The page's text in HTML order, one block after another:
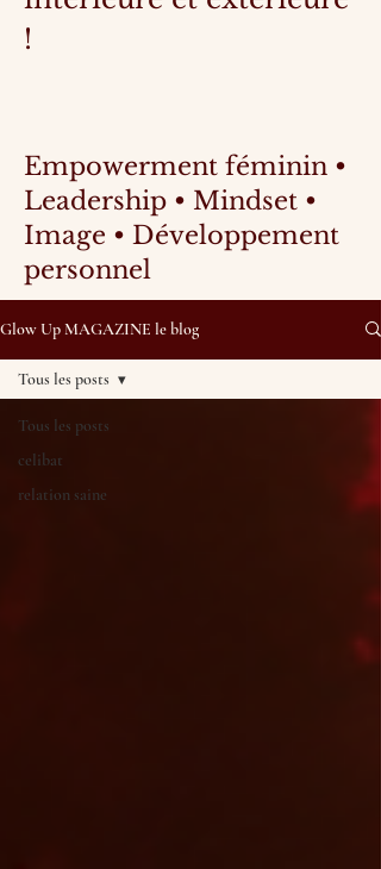
!
Empowerment féminin •
Leadership • Mindset •
Image • Développement
personnel
Glow Up MAGAZINE le blog
Tous les posts
celibat
relation saine
Tous les posts